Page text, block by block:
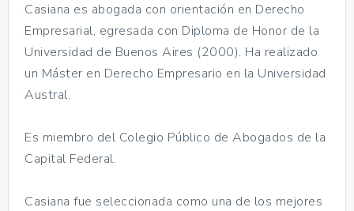
Casiana es abogada con orientación en Derecho
Empresarial, egresada con Diploma de Honor de la
Universidad de Buenos Aires (2000). Ha realizado
un Máster en Derecho Empresario en la Universidad
Austral.
Es miembro del Colegio Público de Abogados de la
Capital Federal.
Casiana fue seleccionada como una de los mejores